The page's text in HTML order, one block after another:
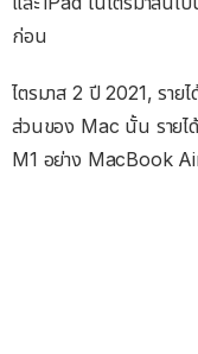
ก่อน
ไตรมาส 2 ปี 2021, รา
ส่วนของ Mac นั้น รายไ
M1 อย่าง MacBook